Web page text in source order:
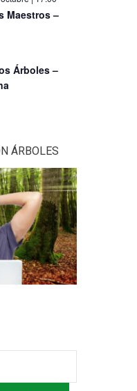
Maestros –
Árboles –
ÁRBOLES